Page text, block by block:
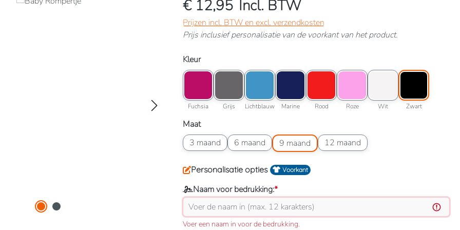
€ 12,95 Incl. BTW
Prijzen incl. BTW en excl. verzendkosten
Prijs inclusief personalisatie van de voorkant van het product.
Selecteer
Kleur
Kleuroptie: Fuchsia
Fuchsia
Kleuroptie: Grijs
Grijs
Kleuroptie: Lichtblauw
Lichtblauw
Kleuroptie: Marine
Marine
Kleuroptie: Rood
Rood
Kleuroptie: Roze
Roze
Kleuroptie: Wit
Wit
Kleuroptie: Zwart
Zwart
Selecteer
Maat
3 maand
Maatoptie: 3 maand
6 maand
Maatoptie: 6 maand
9 maand
Maatoptie: 9 maand12 maand
Maatoptie: 12 maand
Personalisatie opties Voorkant
Naam voor bedrukking:*
Voer een naam in voor de bedrukking.